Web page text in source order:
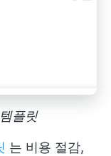
플릿
는 비용 절감,